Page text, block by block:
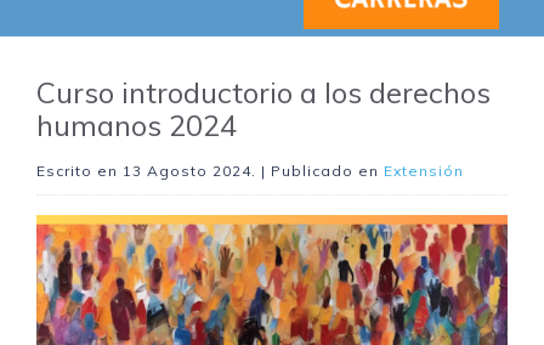
Curso introductorio a los derechos
humanos 2024
Escrito en 13 Agosto 2024. | Publicado en Extensión